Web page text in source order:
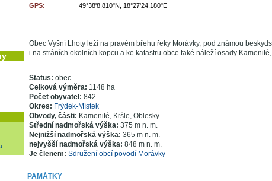
GPS:
49°38'8,810"N, 18°27'24,180"E
Obec Vyšní Lhoty leží na pravém břehu řeky Morávky, pod známou
i na stráních okolních kopců a ke katastru obce také náleží osady
Status: obec
Celková výměra: 1148 ha
Počet obyvatel: 842
Okres: Frýdek-Místek
Obvody, části: Kamenité, Kršle, Oblesky
Střední nadmořská výška: 375 m n. m.
Nejnižší nadmořská výška: 365 m n. m.
nejvyšší nadmořská výška: 848 m n. m.
Je členem: Sdružení obcí povodí Morávky
PAMÁTKY